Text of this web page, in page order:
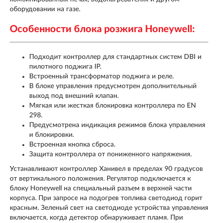
оборудовании на газе.
Особенности блока розжига Honeywell:
Подходит контроллер для стандартных систем DBI и
пилотного поджига IP.
Встроенный трансформатор поджига и реле.
В блоке управления предусмотрен дополнительный
выход под внешний клапан.
Мягкая или жесткая блокировка контроллера по EN
298.
Предусмотрена индикация режимов блока управления
и блокировки.
Встроенная кнопка сброса.
Защита контроллера от пониженного напряжения.
Устанавливают контроллер Ханивел в пределах 90 градусов
от вертикального положения. Регулятор подключается к
блоку Honeywell на специальный разъем в верхней части
корпуса. При запросе на подогрев топлива светодиод горит
красным. Зеленый свет на светодиоде устройства управления
включается, когда детектор обнаруживает пламя. При